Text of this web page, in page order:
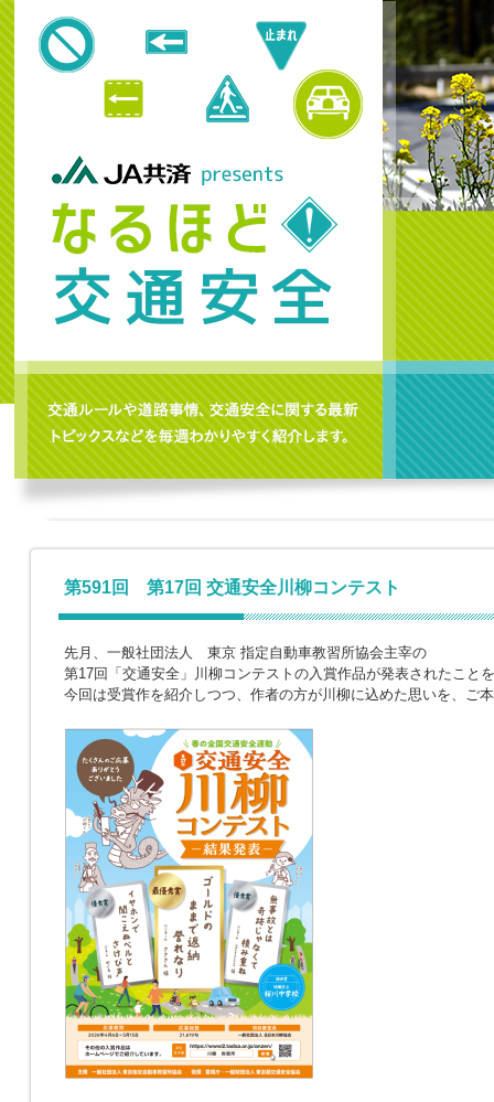
第591回 第17回 交通安全川柳コンテスト
先月、一般社団法人 東京 指定自動車教習所協会主宰の
第17回「交通安全」川柳コンテストの入賞作品が発表されたこと
今回は受賞作を紹介しつつ、作者の方が川柳に込めた思いを、ご